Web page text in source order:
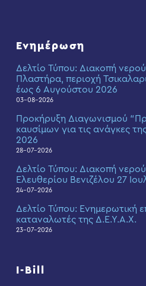
Ενημέρωση
Δελτίο Τύπου: Διακοπή
Πλαστήρα, περιοχή
έως 6 Αυγούστου 2026
03-08-2026
Προκήρυξη Διαγωνισμού
καυσίμων για τις ανάγκες
2026
28-07-2026
Δελτίο Τύπου: Διακοπή
Ελευθερίου Βενιζέλου 27
24-07-2026
Δελτίο Τύπου: Eνημερωτική
καταναλωτές της Δ.Ε.Υ.Α.Χ.
23-07-2026
I-Bill